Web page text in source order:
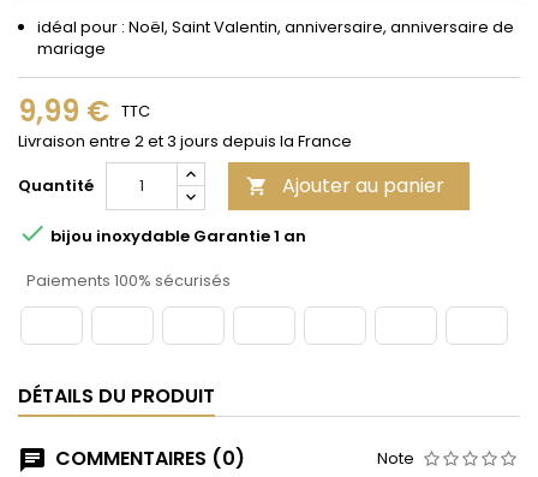
idéal pour : Noël, Saint Valentin, anniversaire, anniversaire de
mariage
9,99 € TTC
Livraison entre 2 et 3 jours depuis la France
Quantité
 Ajouter au panier
 bijou inoxydable Garantie 1 an
Paiements 100% sécurisés
DÉTAILS DU PRODUIT
COMMENTAIRES (0) Note